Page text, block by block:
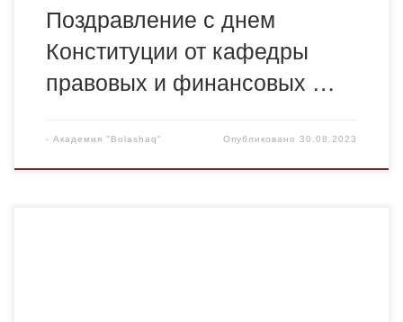
Поздравление с днем
Конституции от кафедры
правовых и финансовых …
- Академия "Bolashaq" Опубликовано30.08.2023